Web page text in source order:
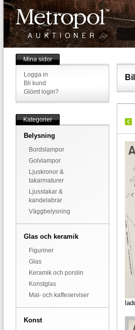
Mina sidor
Logga in
Bli kund
Glömt login?
Kategorier
Belysning
Bordslampor
Golvlampor
Ljuskronor &
takarmaturer
Ljusstakar &
kandelabrar
Väggbelysning
Glas och keramik
Figuriner
Glas
Keramik och porslin
Konstglas
Mat- och kaffeserviser
Konst